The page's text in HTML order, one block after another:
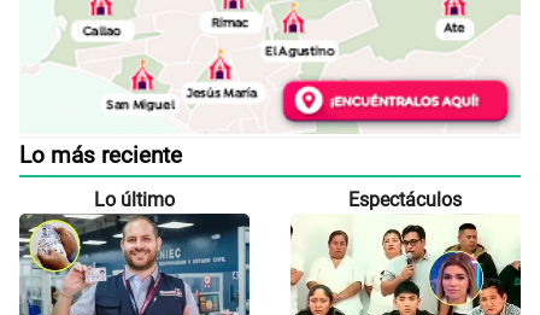
Lo más reciente
Lo último Espectáculos